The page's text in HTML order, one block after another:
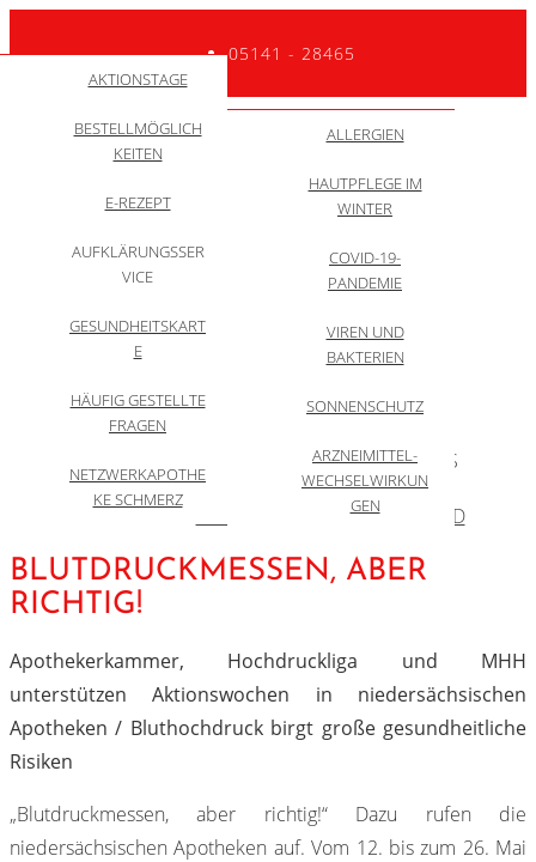
05141 - 28465
START ÜBER UNS
TEAM
RUNDGANG
LEISTUNGEN
ZYTOSTATIKA
WACHSTUMSHOR
MONE
ALLGEMEIN
BEHANDLUNG
OMNICARE
QUALITÄTSINITIATI
INFOS
GESUNDHEITSNEW
ANWENDUNGSVID
DARMKREBSMONA
DARMSPIEGELUNG:
KREBS
SELBSTTEST
INFORMATIONEN
FÜR ANGEHÖRIGE
10 MYTHEN
HYGIENEMASSNAHM
THEMEN
SERVICE
AKTIONSTAGE
BESTELLMÖGLICH
KEITEN
E-REZEPT
AUFKLÄRUNGSSER
VICE
ALLERGIEN
HAUTPFLEGE IM
WINTER
COVID-19-
PANDEMIE
VIREN UND
BAKTERIEN
SONNENSCHUTZ
ARZNEIMITTEL-
WECHSELWIRKUN
GEN
GESUNDHEITSKART
E
HÄUFIG GESTELLTE
FRAGEN
NETZWERKAPOTHE
KE SCHMERZ
SHOP & VERSAND
BLUTDRUCKMESSEN, ABER
RICHTIG!
Apothekerkammer, Hochdruckliga und MHH
unterstützen Aktionswochen in niedersächsischen
Apotheken / Bluthochdruck birgt große gesundheitliche
Risiken
„Blutdruckmessen, aber richtig!“ Dazu rufen die
niedersächsischen Apotheken auf. Vom 12. bis zum 26. Mai